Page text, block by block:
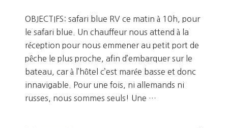
OBJECTIFS: safari blue RV ce matin à 10h, pour
le safari blue. Un chauffeur nous attend à la
réception pour nous emmener au petit port de
pêche le plus proche, afin d’embarquer sur le
bateau, car à l’hôtel c’est marée basse et donc
innavigable. Pour une fois, ni allemands ni
russes, nous sommes seuls! Une …